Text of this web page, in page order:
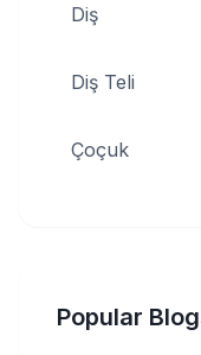
Diş
Diş Teli
Çoçuk
Popular